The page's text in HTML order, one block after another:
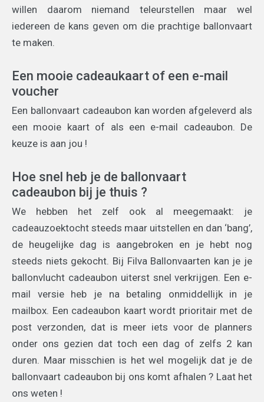
willen daarom niemand teleurstellen maar wel
iedereen de kans geven om die prachtige ballonvaart
te maken.
Een mooie cadeaukaart of een e-mail
voucher
Een ballonvaart cadeaubon kan worden afgeleverd als
een mooie kaart of als een e-mail cadeaubon. De
keuze is aan jou !
Hoe snel heb je de ballonvaart
cadeaubon bij je thuis ?
We hebben het zelf ook al meegemaakt: je
cadeauzoektocht steeds maar uitstellen en dan ‘bang’,
de heugelijke dag is aangebroken en je hebt nog
steeds niets gekocht. Bij Filva Ballonvaarten kan je je
ballonvlucht cadeaubon uiterst snel verkrijgen. Een e-
mail versie heb je na betaling onmiddellijk in je
mailbox. Een cadeaubon kaart wordt prioritair met de
post verzonden, dat is meer iets voor de planners
onder ons gezien dat toch een dag of zelfs 2 kan
duren. Maar misschien is het wel mogelijk dat je de
ballonvaart cadeaubon bij ons komt afhalen ? Laat het
ons weten !